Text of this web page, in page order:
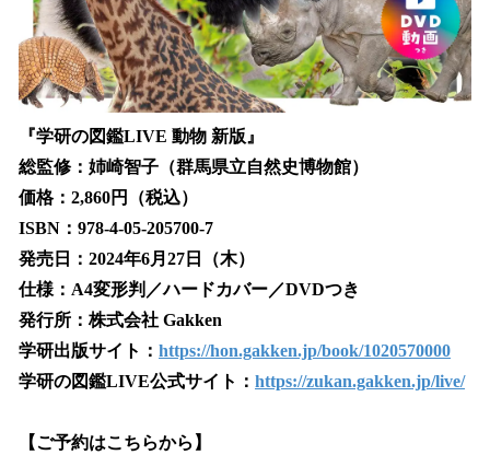
『学研の図鑑LIVE 動物 新版』
総監修：姉崎智子（群馬県立自然史博物館）
価格：2,860円（税込）
ISBN：978-4-05-205700-7
発売日：2024年6月27日（木）
仕様：A4変形判／ハードカバー／DVDつき
発行所：株式会社 Gakken
学研出版サイト： https://hon.gakken.jp/book/1020570000
学研の図鑑LIVE公式サイト： https://zukan.gakken.jp/live/
【ご予約はこちらから】